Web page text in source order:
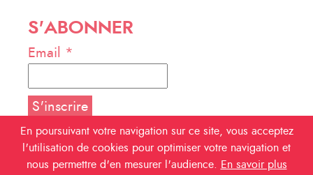
S'ABONNER
Email *
NOUS SUIVRE
En poursuivant votre navigation sur ce site, vous acceptez
l'utilisation de cookies pour optimiser votre navigation et
nous permettre d'en mesurer l'audience.
En savoir plus